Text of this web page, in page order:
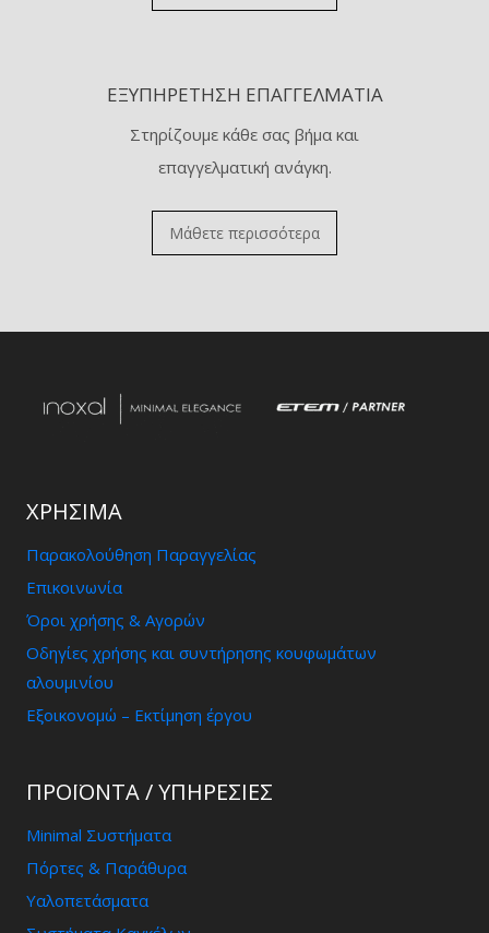
ΕΞΥΠΗΡΈΤΗΣΗ ΕΠΑΓΓΕΛΜΑΤΊΑ
Στηρίζουμε κάθε σας βήμα και
επαγγελματική ανάγκη.
Μάθετε περισσότερα
ΧΡΗΣΙΜΑ
Παρακολούθηση Παραγγελίας
Επικοινωνία
Όροι χρήσης & Αγορών
Οδηγίες χρήσης και συντήρησης κουφωμάτων
αλουμινίου
Εξοικονομώ – Εκτίμηση έργου
ΠΡΟΪΟΝΤΑ / ΥΠΗΡΕΣΊΕΣ
Minimal Συστήματα
Πόρτες & Παράθυρα
Υαλοπετάσματα